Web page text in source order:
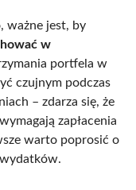
ważne jest, by
w
portfela w
czujnym podczas
– zdarza się, że
zapłacenia
warto poprosić o